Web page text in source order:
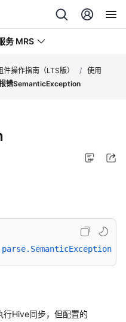
务 MRS
件操作指南（LTS版） / 使用
错SemanticException
Hive同步，但配置的